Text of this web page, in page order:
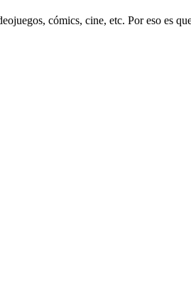
cómics, cine, etc. Por eso es